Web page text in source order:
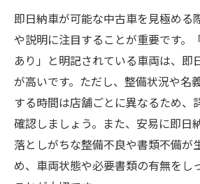
即日納車が可能な中古車を見極める
や説明に注目することが重要です。
あり」と明記されている車両は、即
が高いです。ただし、整備状況や名
する時間は店舗ごとに異なるため、
確認しましょう。また、安易に即日
落としがちな整備不良や書類不備が
め、車両状態や必要書類の有無をし